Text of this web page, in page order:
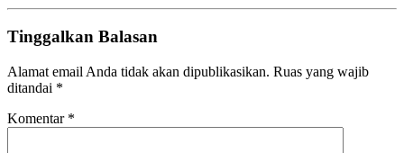
Tinggalkan Balasan
Alamat email Anda tidak akan dipublikasikan. Ruas yang wajib
ditandai *
Komentar *